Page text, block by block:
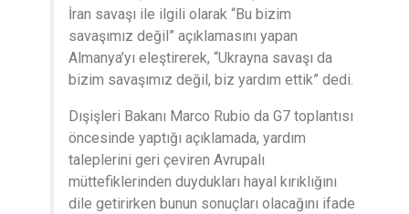
İran savaşı ile ilgili olarak “Bu bizim
savaşımız değil” açıklamasını yapan
Almanya’yı eleştirerek, “Ukrayna savaşı da
bizim savaşımız değil, biz yardım ettik” dedi.
Dışişleri Bakanı Marco Rubio da G7 toplantısı
öncesinde yaptığı açıklamada, yardım
taleplerini geri çeviren Avrupalı
müttefiklerinden duydukları hayal kırıklığını
dile getirirken bunun sonuçları olacağını ifade